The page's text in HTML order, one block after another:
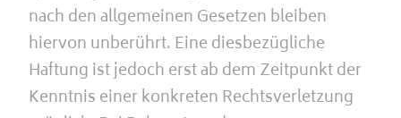
nach den allgemeinen Gesetzen bleiben
hiervon unberührt. Eine diesbezügliche
Haftung ist jedoch erst ab dem Zeitpunkt der
Kenntnis einer konkreten Rechtsverletzung